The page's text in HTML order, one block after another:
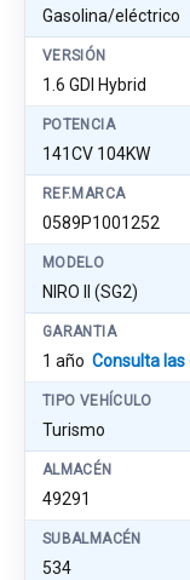
Gasolina/eléctrico
VERSIÓN
1.6 GDI Hybrid
POTENCIA
141CV 104KW
REF.MARCA
0589P1001252
MODELO
NIRO II (SG2)
GARANTIA
1 año Consulta
TIPO VEHÍCULO
Turismo
ALMACÉN
49291
SUBALMACÉN
534